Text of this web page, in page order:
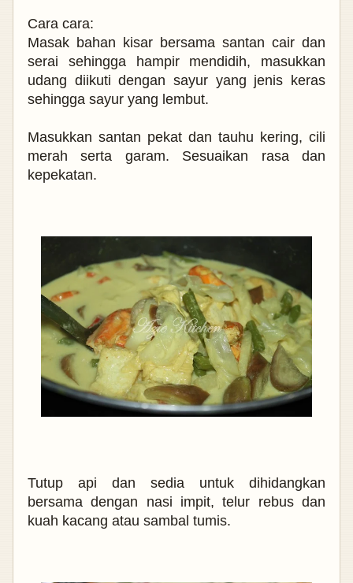
Cara cara:
Masak bahan kisar bersama santan cair dan
serai sehingga hampir mendidih, masukkan
udang diikuti dengan sayur yang jenis keras
sehingga sayur yang lembut.
Masukkan santan pekat dan tauhu kering, cili
merah serta garam. Sesuaikan rasa dan
kepekatan.
Tutup api dan sedia untuk dihidangkan
bersama dengan nasi impit, telur rebus dan
kuah kacang atau sambal tumis.